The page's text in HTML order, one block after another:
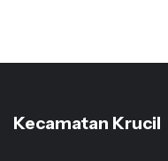
Kecamatan Krucil